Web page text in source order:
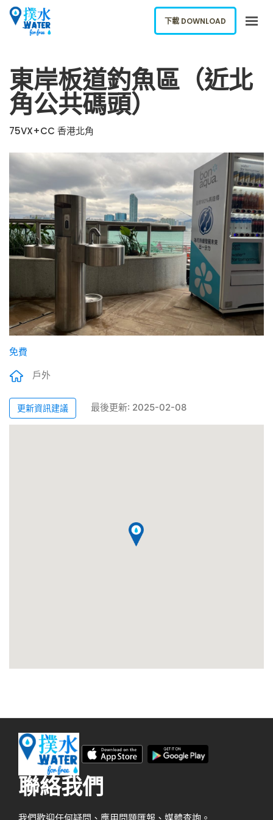
關於我們
下載應用
網誌
ENGLISH
下載 DOWNLOAD
東岸板道釣魚區（近北
角公共碼頭）
75VX+CC 香港北角
免費
戶外
更新資訊建議 最後更新: 2025-02-08
聯絡我們
下載 DOWNLOAD